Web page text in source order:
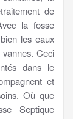
de
la fosse
les eaux
Ceci
dans le
et
Où que
Septique